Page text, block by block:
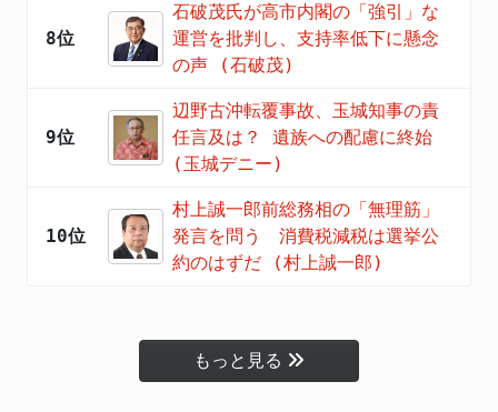
8位
石破茂氏が高市内閣の「強引」な
運営を批判し、支持率低下に懸念
の声 (石破茂)
9位
辺野古沖転覆事故、玉城知事の責
任言及は？ 遺族への配慮に終始
(玉城デニー)
10位
村上誠一郎前総務相の「無理筋」
発言を問う 消費税減税は選挙公
約のはずだ (村上誠一郎)
もっと見る